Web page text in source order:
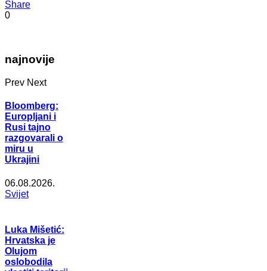
Share
0
najnovije
Prev Next
Bloomberg:
Europljani i
Rusi tajno
razgovarali o
miru u
Ukrajini
06.08.2026.
Svijet
Luka Mišetić:
Hrvatska je
Olujom
oslobodila